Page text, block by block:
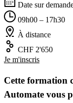
Date sur
09h00 – 17h30
À distance
CHF 2'650
Je m'inscris
Cette formation
Automate vous